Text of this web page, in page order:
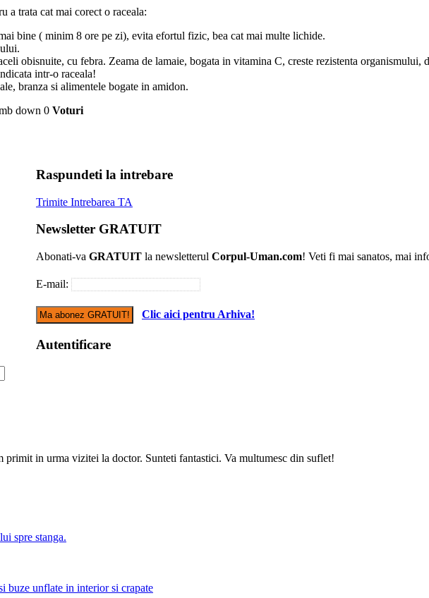
a trata cat mai corect o raceala:
bine ( minim 8 ore pe zi), evita efortul fizic, bea cat mai multe lichide.
obisnuite, cu febra. Zeama de lamaie, bogata in vitamina C, creste rezistenta organismului,
intr-o raceala!
branza si alimentele bogate in amidon.
0 Voturi
Raspundeti la intrebare
Trimite Intrebarea TA
Newsletter GRATUIT
Abonati-va GRATUIT la newsletterul Corpul-Uman.com! Veti fi mai sanatos, mai
E-mail:
Clic aici pentru Arhiva!
Autentificare
primit in urma vizitei la doctor. Sunteti fantastici. Va multumesc din suflet!
spre stanga.
buze unflate in interior si crapate